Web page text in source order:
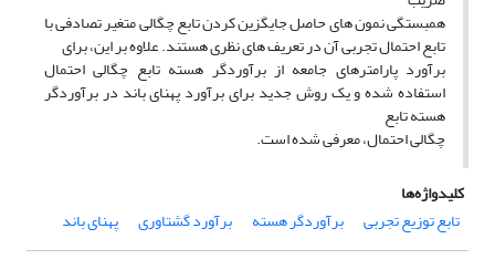
همبستگی نمون های حاصل جایگزین کردن تابع چگالی متغیر تصادفی با
تابع احتمال تجربی آن در تعریف های نظری هستند. علاوه بر این، برای
برآورد پارامترهای جامعه از برآوردگر هسته تابع چگالی احتمال
استفاده شده و یک روش جدید برای برآورد پهنای باند در برآوردگر
هسته تابع
چگالی احتمال، معرفی شده است.
کلیدواژه‌ها
تابع توزیع تجربی
برآوردگر هسته برآورد گشتاوری پهنای باند